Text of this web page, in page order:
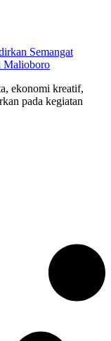
Semangat
Malioboro
ekonomi kreatif,
pada kegiatan